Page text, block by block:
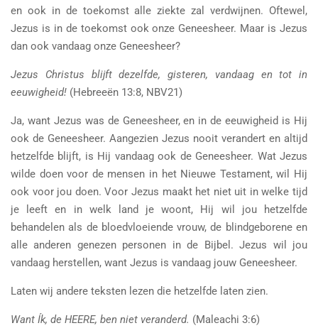
en ook in de toekomst alle ziekte zal verdwijnen. Oftewel,
Jezus is in de toekomst ook onze Geneesheer. Maar is Jezus
dan ook vandaag onze Geneesheer?
Jezus Christus blijft dezelfde, gisteren, vandaag en tot in
eeuwigheid! (Hebreeën 13:8, NBV21)
Ja, want Jezus was de Geneesheer, en in de eeuwigheid is Hij
ook de Geneesheer. Aangezien Jezus nooit verandert en altijd
hetzelfde blijft, is Hij vandaag ook de Geneesheer. Wat Jezus
wilde doen voor de mensen in het Nieuwe Testament, wil Hij
ook voor jou doen. Voor Jezus maakt het niet uit in welke tijd
je leeft en in welk land je woont, Hij wil jou hetzelfde
behandelen als de bloedvloeiende vrouw, de blindgeborene en
alle anderen genezen personen in de Bijbel. Jezus wil jou
vandaag herstellen, want Jezus is vandaag jouw Geneesheer.
Laten wij andere teksten lezen die hetzelfde laten zien.
Want Ík, de HEERE, ben niet veranderd. (Maleachi 3:6)